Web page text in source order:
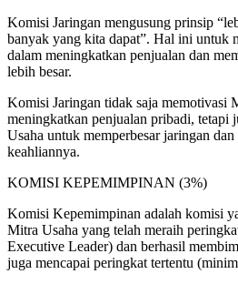
Komisi Jaringan mengusung prinsip
banyak yang kita dapat”. Hal ini untuk
dalam meningkatkan penjualan dan
lebih besar.
Komisi Jaringan tidak saja memotivasi
meningkatkan penjualan pribadi, tetapi
Usaha untuk memperbesar jaringan
keahliannya.
KOMISI KEPEMIMPINAN (3%)
Komisi Kepemimpinan adalah komisi
Mitra Usaha yang telah meraih
Executive Leader) dan berhasil
juga mencapai peringkat tertentu